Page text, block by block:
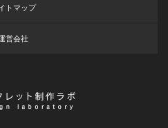
トマップ
営会社